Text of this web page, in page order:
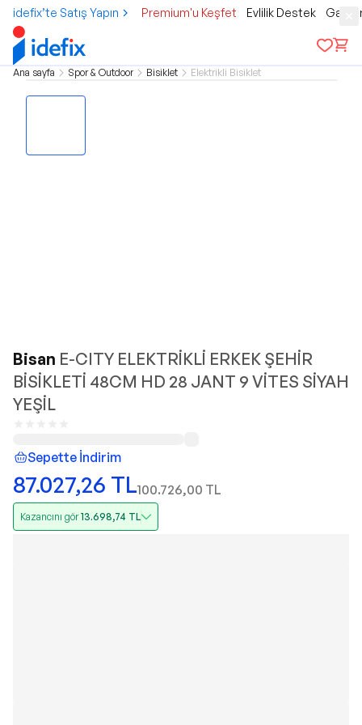
idefix’te Satış Yapın Premium'u Keşfet Evlilik Destek
Ana sayfa Spor & Outdoor Bisiklet Elektrikli Bisiklet
Bisan E-CITY ELEKTRİKLİ ERKEK ŞEHİR
BİSİKLETİ 48CM HD 28 JANT 9 VİTES SİYAH
YEŞİL
Sepette İndirim
87.027,26 TL100.726,00 TL
Kazancını gör13.698,74 TL